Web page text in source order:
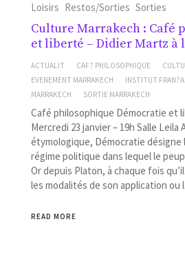
Loisirs Restos/Sorties Sorties
Culture Marrakech : Café
et liberté – Didier Martz à
ACTUALIT CAF? PHILOSOPHIQUE
EVENEMENT MARRAKECH
INSTITUT
MARRAKECH
SORTIE MARRAKECH
Café philosophique Démocratie et
Mercredi 23 janvier – 19h Salle Leila
étymologique, Démocratie désigne
régime politique dans lequel le
Or depuis Platon, à chaque fois
les modalités de son application
READ MORE